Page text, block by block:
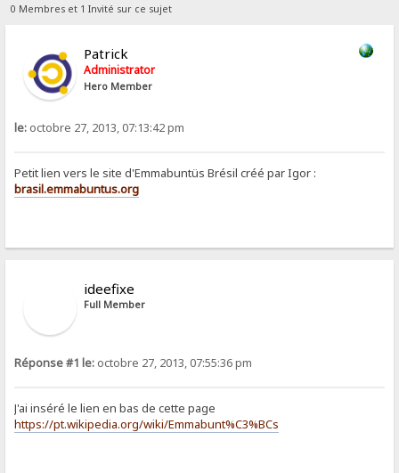
0 Membres et 1 Invité sur ce sujet
Patrick
Administrator
Hero Member
le: octobre 27, 2013, 07:13:42 pm
Petit lien vers le site d'Emmabuntüs Brésil créé par Igor :
brasil.emmabuntus.org
ideefixe
Full Member
Réponse #1 le: octobre 27, 2013, 07:55:36 pm
J'ai inséré le lien en bas de cette page
https://pt.wikipedia.org/wiki/Emmabunt%C3%BCs